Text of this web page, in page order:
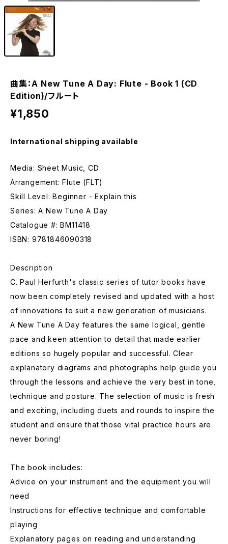
曲集：A New Tune A Day: Flute - Book 1 (CD
Edition)/フルート
¥1,850
International shipping available
Media: Sheet Music, CD
Arrangement: Flute (FLT)
Skill Level: Beginner - Explain this
Series: A New Tune A Day
Catalogue #: BM11418
ISBN: 9781846090318
Description
C. Paul Herfurth's classic series of tutor books have
now been completely revised and updated with a host
of innovations to suit a new generation of musicians.
A New Tune A Day features the same logical, gentle
pace and keen attention to detail that made earlier
editions so hugely popular and successful. Clear
explanatory diagrams and photographs help guide you
through the lessons and achieve the very best in tone,
technique and posture. The selection of music is fresh
and exciting, including duets and rounds to inspire the
student and ensure that those vital practice hours are
never boring!
The book includes:
Advice on your instrument and the equipment you will
need
Instructions for effective technique and comfortable
playing
Explanatory pages on reading and understanding